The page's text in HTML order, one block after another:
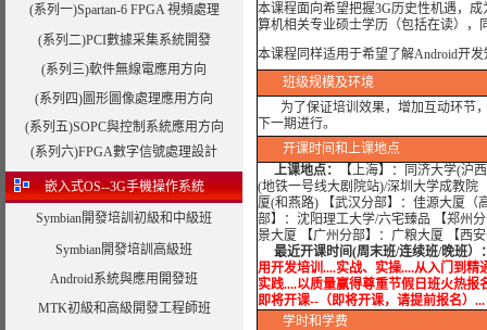
(系列一)Spartan-6 FPGA 視頻處理
(系列二)PCI數據采集系統開發
(系列三)軟件無線電應用方向
(系列四)圖形圖像處理應用方向
(系列五)SOPC與控制系統應用方向
(系列六)FPGA數字信號處理設計
嵌入式OS--3G手機操作系統
Symbian開發培訓初級和中級班
Symbian開發培訓高級班
Android系統與應用開發班
MTK初級和高級開發工程師班
本课程面向希望把握3G历史性机遇，
算机相关专业硕士学历（包括在读），
本课程同样适用于希望了解Android开
班级规模及环境
为了保证培训效果，增加互动环节，
下一期进行。
开课时间和上课地点
上课地点：
【上海】：同济大学(沪
(地铁一号线大剧院站)/深圳大学成教院
厦(和燕路) 【武汉分部】：佳源大厦（
部】：沈阳理工大学/六宅臻品 【郑州
景大厦 【广州分部】：广粮大厦 【西
最近开课时间(周末班/连续班/晚班）
用开发培训....实战、实操....从入门到精
实践....以质量赢得尊重节假日班火热报
即将开课--（即将开课，请提前报名）...
学时和学费